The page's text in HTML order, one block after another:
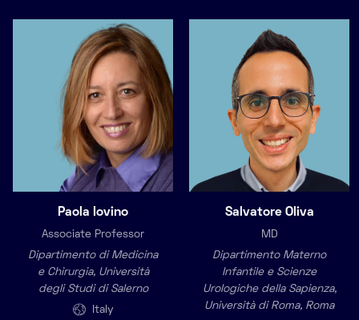
Paola Iovino
Associate Professor
Dipartimento di Medicina
e Chirurgia, Università
degli Studi di Salerno
Italy
Salvatore Oliva
MD
Dipartimento Materno
Infantile e Scienze
Urologiche della Sapienza,
Università di Roma, Roma